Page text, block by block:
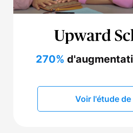
270%
Voir l'étude de